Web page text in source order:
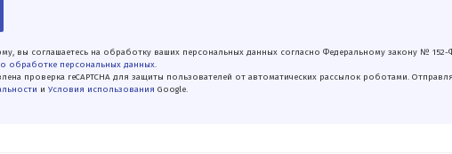
вы соглашаетесь на обработку ваших персональных данных согласно Федеральному закону №
обработке персональных данных.
проверка reCAPTCHA для защиты пользователей от автоматических рассылок роботами.
и Условия использования Google.